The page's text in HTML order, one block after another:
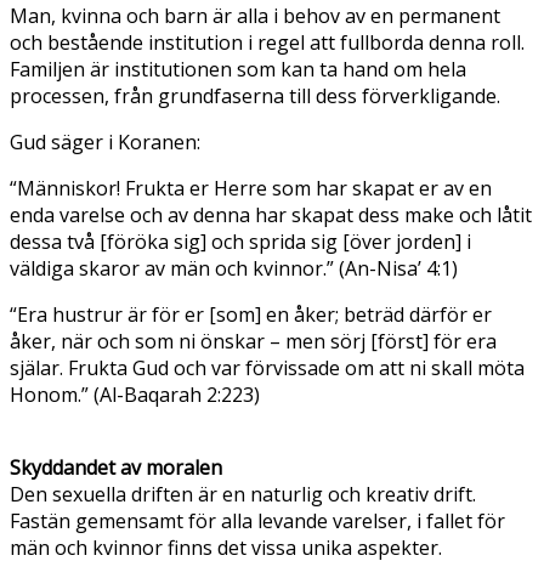
Man, kvinna och barn är alla i behov av en permanent
och bestående institution i regel att fullborda denna roll.
Familjen är institutionen som kan ta hand om hela
processen, från grundfaserna till dess förverkligande.
Gud säger i Koranen:
“Människor! Frukta er Herre som har skapat er av en
enda varelse och av denna har skapat dess make och låtit
dessa två [föröka sig] och sprida sig [över jorden] i
väldiga skaror av män och kvinnor.” (An-Nisa’ 4:1)
“Era hustrur är för er [som] en åker; beträd därför er
åker, när och som ni önskar – men sörj [först] för era
själar. Frukta Gud och var förvissade om att ni skall möta
Honom.” (Al-Baqarah 2:223)
Skyddandet av moralen
Den sexuella driften är en naturlig och kreativ drift.
Fastän gemensamt för alla levande varelser, i fallet för
män och kvinnor finns det vissa unika aspekter.